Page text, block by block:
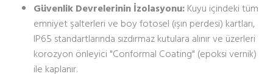
Güvenlik Devrelerinin İzolasyonu: Kuyu içindeki tüm
emniyet şalterleri ve boy fotosel (ışın perdesi) kartları,
IP65 standartlarında sızdırmaz kutulara alınır ve üzerleri
korozyon önleyici "Conformal Coating" (epoksi vernik)
ile kaplanır.